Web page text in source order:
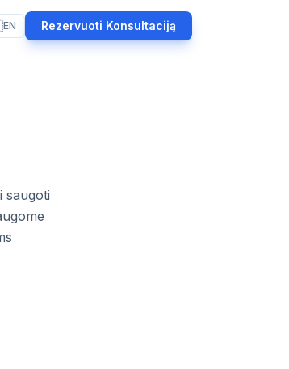
EN Rezervuoti Konsultaciją
saugoti